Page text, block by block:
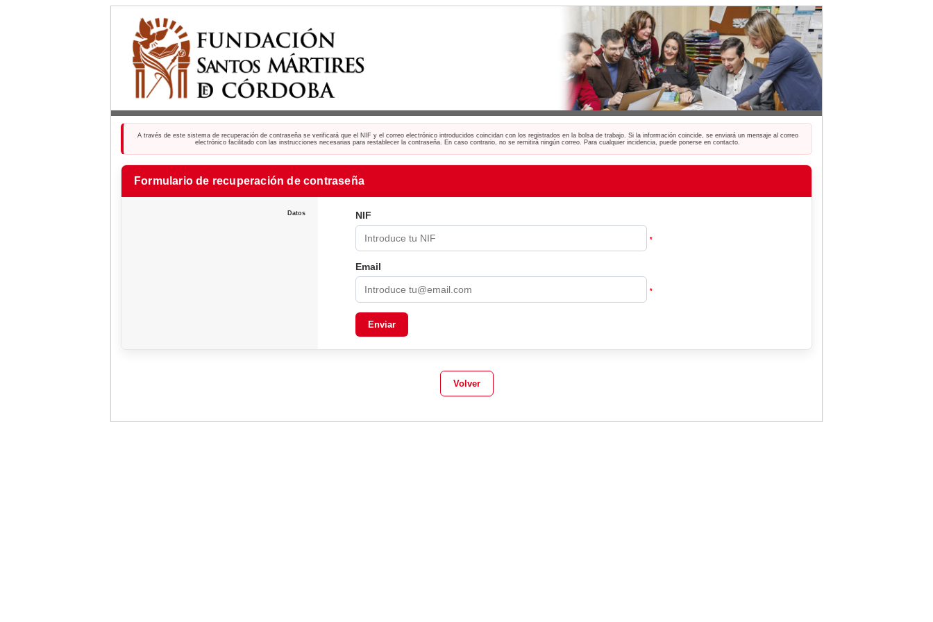
A través de este sistema de recuperación de contraseña se verificará que el NIF y el correo electrónico introducidos coincidan con los registrados en la bolsa de trabajo. Si la información coincide, se enviará un mensaje al correo
electrónico facilitado con las instrucciones necesarias para restablecer la contraseña. En caso contrario, no se remitirá ningún correo. Para cualquier incidencia, puede ponerse en contacto.
Formulario de recuperación de contraseña
Datos NIF
*
Email
*